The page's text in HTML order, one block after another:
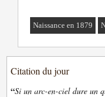
Naissance en 1879
Citation du jour
“Si un arc-en-ciel dure un